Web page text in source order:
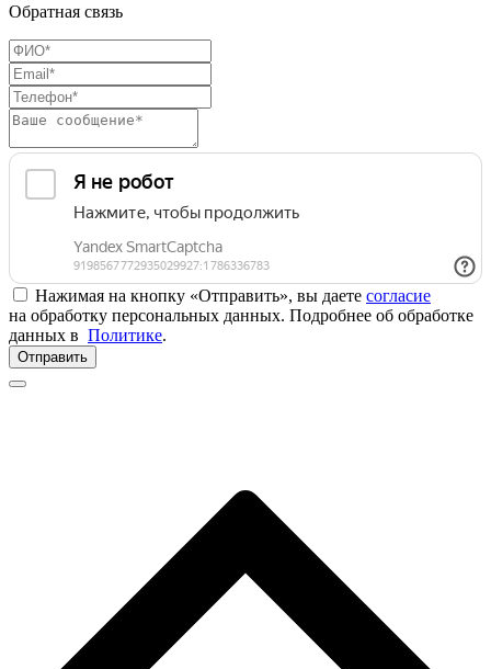
Обратная связь
Нажимая на кнопку «Отправить», вы даете согласие
на обработку персональных данных. Подробнее об обработке
данных в Политике.
Отправить